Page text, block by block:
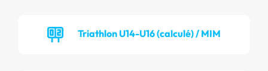
Triathlon U14-U16 (calculé) / MIM